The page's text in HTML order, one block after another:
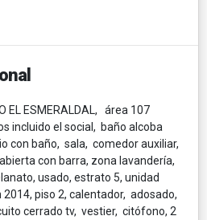
EL ESMERALDAL, área 107
incluido el social, baño alcoba
con baño, sala, comedor auxiliar,
con barra, zona lavandería,
usado, estrato 5, unidad
piso 2, calentador, adosado,
cerrado tv, vestier, citófono, 2